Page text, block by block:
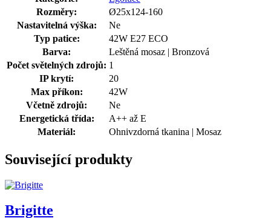
Rozměry:
Ø25x124-160
Nastavitelná výška:
Ne
Typ patice:
42W E27 ECO
Barva:
Leštěná mosaz | Bronzová
Počet světelných zdrojů: 1
IP krytí:
20
Max příkon:
42W
Včetně zdrojů:
Ne
Energetická třída:
A++ až E
Materiál:
Ohnivzdorná tkanina | Mosaz
Související produkty
Brigitte